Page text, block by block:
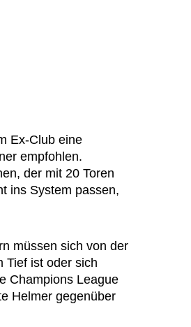
Ex-Club eine
empfohlen.
der mit 20 Toren
ins System passen,
müssen sich von der
Tief ist oder sich
Champions League
Helmer gegenüber